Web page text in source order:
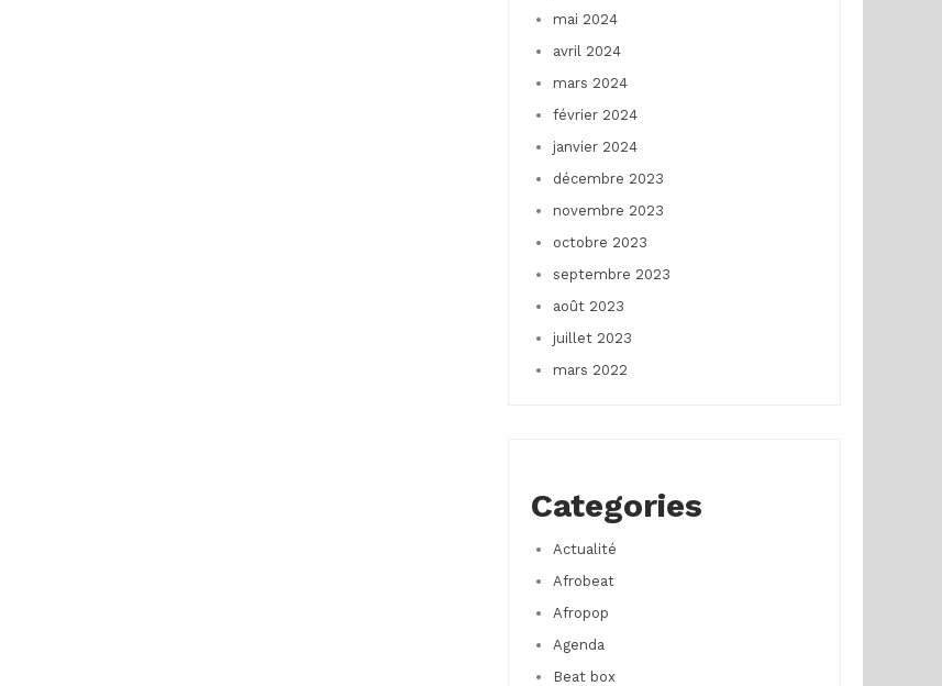
mai 2024
avril 2024
mars 2024
février 2024
janvier 2024
décembre 2023
novembre 2023
octobre 2023
septembre 2023
août 2023
juillet 2023
mars 2022
Categories
Actualité
Afrobeat
Afropop
Agenda
Beat box